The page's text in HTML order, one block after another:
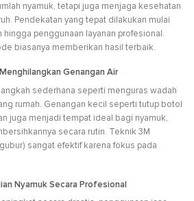
nyamuk, tetapi juga menjaga kesehatan
Pendekatan yang tepat dilakukan mulai
penggunaan layanan profesional.
biasanya memberikan hasil terbaik.
Genangan Air
sederhana seperti menguras wadah
rumah. Genangan kecil seperti tutup botol
juga menjadi tempat ideal bagi nyamuk,
secara rutin. Teknik 3M
sangat efektif karena fokus pada
Nyamuk Secara Profesional